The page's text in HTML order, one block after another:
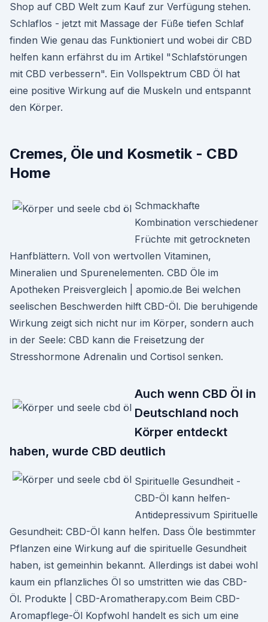
Shop auf CBD Welt zum Kauf zur Verfügung stehen.
Schlaflos - jetzt mit Massage der Füße tiefen Schlaf
finden Wie genau das Funktioniert und wobei dir CBD
helfen kann erfährst du im Artikel "Schlafstörungen
mit CBD verbessern". Ein Vollspektrum CBD Öl hat
eine positive Wirkung auf die Muskeln und entspannt
den Körper.
Cremes, Öle und Kosmetik - CBD
Home
Schmackhafte
Kombination verschiedener
Früchte mit getrockneten
Hanfblättern. Voll von wertvollen Vitaminen,
Mineralien und Spurenelementen. CBD Öle im
Apotheken Preisvergleich | apomio.de Bei welchen
seelischen Beschwerden hilft CBD-Öl. Die beruhigende
Wirkung zeigt sich nicht nur im Körper, sondern auch
in der Seele: CBD kann die Freisetzung der
Stresshormone Adrenalin und Cortisol senken.
Auch wenn CBD Öl in
Deutschland noch
Körper entdeckt
haben, wurde CBD deutlich
Spirituelle Gesundheit -
CBD-Öl kann helfen-
Antidepressivum Spirituelle
Gesundheit: CBD-Öl kann helfen. Dass Öle bestimmter
Pflanzen eine Wirkung auf die spirituelle Gesundheit
haben, ist gemeinhin bekannt. Allerdings ist dabei wohl
kaum ein pflanzliches Öl so umstritten wie das CBD-
Öl. Produkte | CBD-Aromatherapy.com Beim CBD-
Aromapflege-Öl Kopfwohl handelt es sich um eine